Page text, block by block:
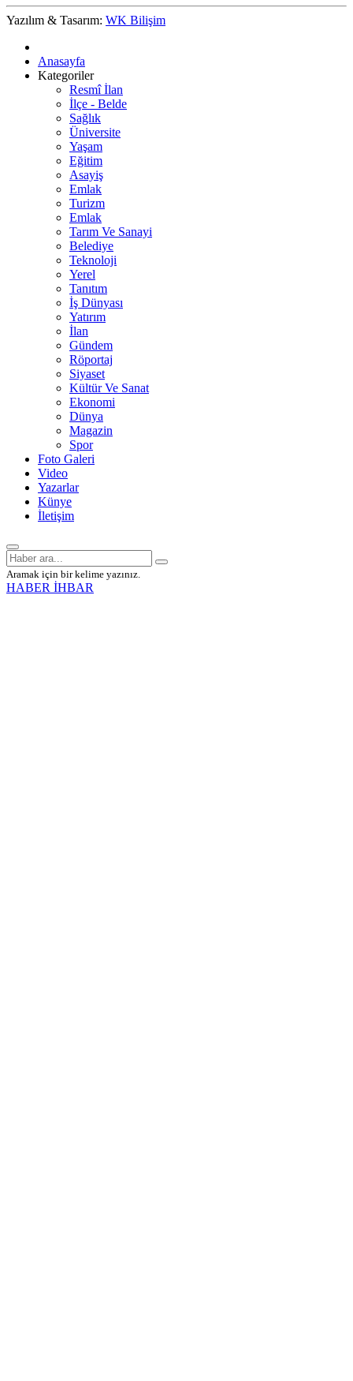
Yazılım & Tasarım: WK Bilişim
Anasayfa
Kategoriler
Resmî İlan
İlçe - Belde
Sağlık
Üniversite
Yaşam
Eğitim
Asayiş
Emlak
Turizm
Emlak
Tarım Ve Sanayi
Belediye
Teknoloji
Yerel
Tanıtım
İş Dünyası
Yatırım
İlan
Gündem
Röportaj
Siyaset
Kültür Ve Sanat
Ekonomi
Dünya
Magazin
Spor
Foto Galeri
Video
Yazarlar
Künye
İletişim
Aramak için bir kelime yazınız.
HABER İHBAR